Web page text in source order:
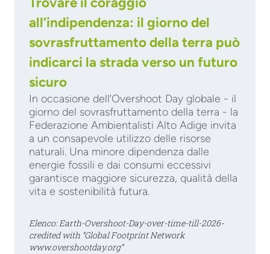
all’indipendenza: il giorno del
sovrasfruttamento della terra può
indicarci la strada verso un futuro
sicuro
In occasione dell’Overshoot Day globale - il
giorno del sovrasfruttamento della terra - la
Federazione Ambientalisti Alto Adige invita
a un consapevole utilizzo delle risorse
naturali. Una minore dipendenza dalle
energie fossili e dai consumi eccessivi
garantisce maggiore sicurezza, qualità della
vita e sostenibilità futura.
Elenco: Earth-Overshoot-Day-over-time-till-2026-
credited with “Global Footprint Network
www.overshootday.org”